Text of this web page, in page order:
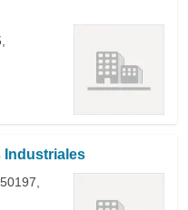
Industriales